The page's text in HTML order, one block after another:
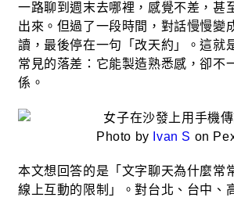
一路聊到週末去哪裡，感覺不差，甚
出來。但過了一段時間，對話慢慢變
讀，最後停在一句「改天約」。這就
常見的落差：它能製造熟悉感，卻不
係。
Photo by Ivan S on
本文想回答的是「文字聊天為什麼常
線上互動的限制」。對台北、台中、